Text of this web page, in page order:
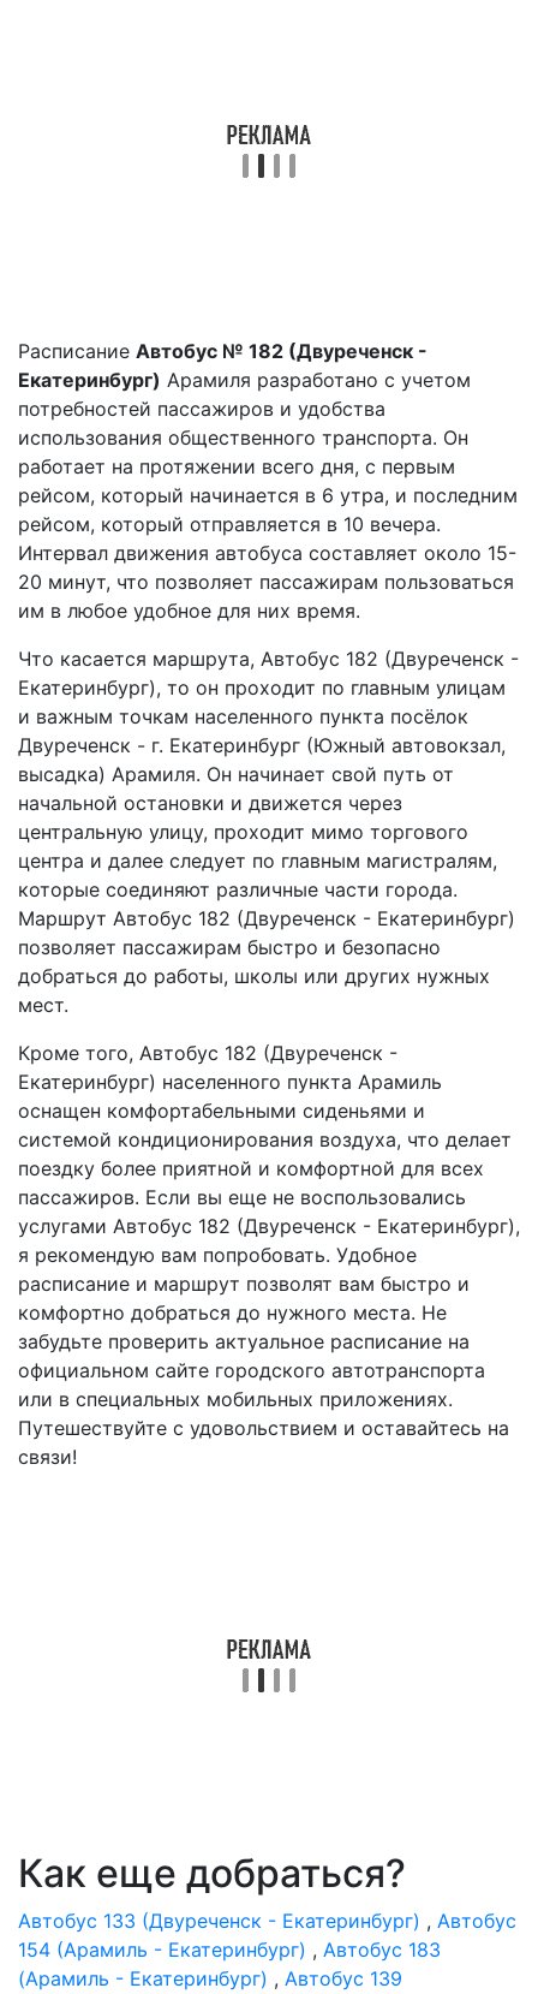
Расписание Автобус № 182 (Двуреченск -
Екатеринбург) Арамиля разработано с учетом
потребностей пассажиров и удобства
использования общественного транспорта. Он
работает на протяжении всего дня, с первым
рейсом, который начинается в 6 утра, и последним
рейсом, который отправляется в 10 вечера.
Интервал движения автобуса составляет около 15-
20 минут, что позволяет пассажирам пользоваться
им в любое удобное для них время.
Что касается маршрута, Автобус 182 (Двуреченск -
Екатеринбург), то он проходит по главным улицам
и важным точкам населенного пункта посёлок
Двуреченск - г. Екатеринбург (Южный автовокзал,
высадка) Арамиля. Он начинает свой путь от
начальной остановки и движется через
центральную улицу, проходит мимо торгового
центра и далее следует по главным магистралям,
которые соединяют различные части города.
Маршрут Автобус 182 (Двуреченск - Екатеринбург)
позволяет пассажирам быстро и безопасно
добраться до работы, школы или других нужных
мест.
Кроме того, Автобус 182 (Двуреченск -
Екатеринбург) населенного пункта Арамиль
оснащен комфортабельными сиденьями и
системой кондиционирования воздуха, что делает
поездку более приятной и комфортной для всех
пассажиров. Если вы еще не воспользовались
услугами Автобус 182 (Двуреченск - Екатеринбург),
я рекомендую вам попробовать. Удобное
расписание и маршрут позволят вам быстро и
комфортно добраться до нужного места. Не
забудьте проверить актуальное расписание на
официальном сайте городского автотранспорта
или в специальных мобильных приложениях.
Путешествуйте с удовольствием и оставайтесь на
связи!
Как еще добраться?
Автобус 133 (Двуреченск - Екатеринбург) , Автобус
154 (Арамиль - Екатеринбург) , Автобус 183
(Арамиль - Екатеринбург) , Автобус 139